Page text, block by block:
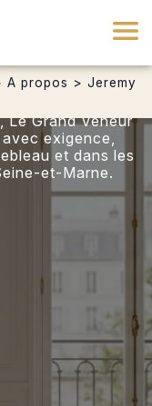
A propos > Jeremy
Le Grand Veneur
exigence,
et dans les
et-Marne.